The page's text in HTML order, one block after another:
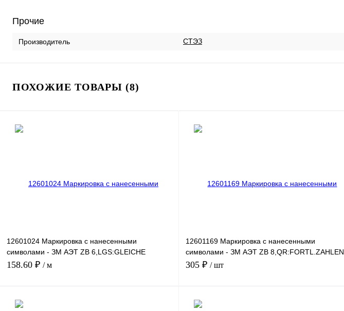
Прочие
Производитель СТЭЗ
ПОХОЖИЕ ТОВАРЫ (8)
12601024 Маркировка с нанесенными
символами - ЗМ АЭТ ZB 6,LGS:GLEICHE
ZAHLEN 29
158.60 ₽ / м
12601169 Маркировка с нанесенными
символами - ЗМ АЭТ ZB 8,QR:FORTL.ZAHLEN
51-60
305 ₽ / шт